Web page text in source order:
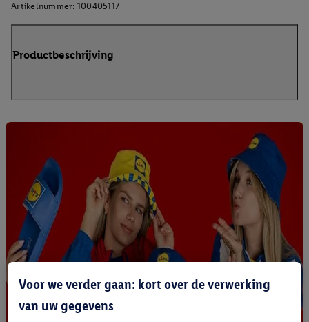
Artikelnummer: 100405117
Productbeschrijving
Voor we verder gaan: kort over de verwerking
van uw gegevens